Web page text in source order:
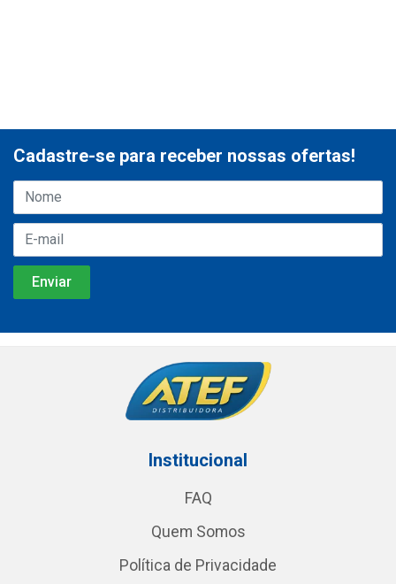
Cadastre-se para receber nossas ofertas!
Institucional
FAQ
Quem Somos
Política de Privacidade